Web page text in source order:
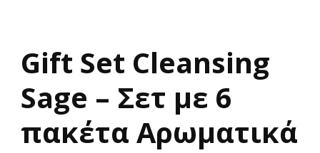
Gift Set Cleansing
Sage – Σετ με 6
πακέτα Αρωματικά